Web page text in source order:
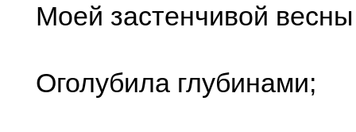
Моей застенчивой весны
Оголубила глубинами;